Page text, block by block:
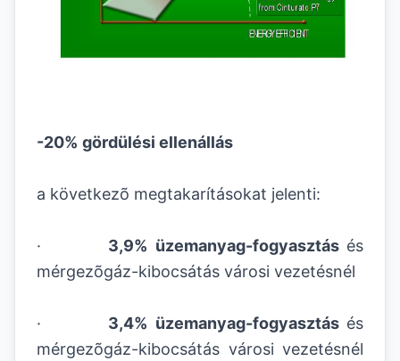
-20% gördülési ellenállás
a következõ megtakarításokat jelenti:
· 3,9% üzemanyag-fogyasztás és
mérgezõgáz-kibocsátás városi vezetésnél
· 3,4% üzemanyag-fogyasztás és
mérgezõgáz-kibocsátás városi vezetésnél